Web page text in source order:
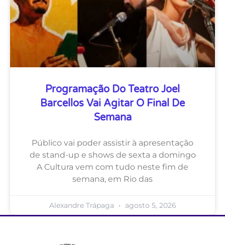
Programação Do Teatro Joel
Barcellos Vai Agitar O Final De
Semana
Público vai poder assistir à apresentação
de stand-up e shows de sexta a domingo
A Cultura vem com tudo neste fim de
semana, em Rio das
Alexandre Trápaga agosto 5, 2026